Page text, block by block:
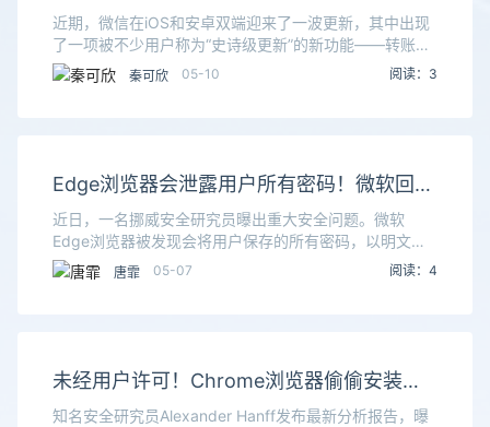
行卡 余额不足无需再凑钱
近期，微信在iOS和安卓双端迎来了一波更新，其中出现
了一项被不少用户称为“史诗级更新”的新功能——转账组
合支付。还有网友表示，鸿蒙版微信也在测试此功能，网
友直呼：“再也不用为余额不足专门凑钱了。”据了
秦可欣 05-10 阅读：3
Edge浏览器会泄露用户所有密码！微软回
应：以明文形式存储并非漏洞 有意为之
近日，一名挪威安全研究员曝出重大安全问题。微软
Edge浏览器被发现会将用户保存的所有密码，以明文形
式存放在进程内存中，带来极高的账号信息泄露风险。该
研究员是渗透测试领域专家，网名Tom Jøran S
唐霏 05-07 阅读：4
未经用户许可！Chrome浏览器偷偷安装
4GB私货 删都删不掉 Google回应
知名安全研究员Alexander Hanff发布最新分析报告，曝